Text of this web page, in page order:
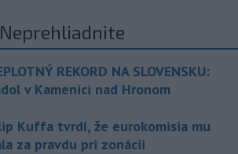
Neprehliadnite
REKORD NA SLOVENSKU:
v Kamenici nad Hronom
Kuffa tvrdí, že eurokomisia mu
za pravdu pri zonácii